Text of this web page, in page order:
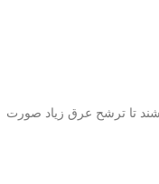
تا ترشح عرق زیاد صورت